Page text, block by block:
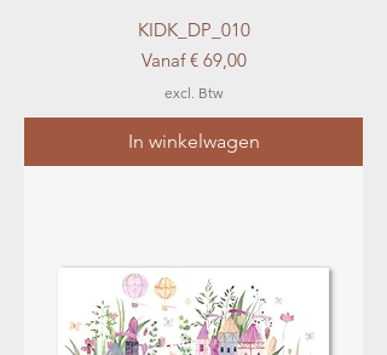
KIDK_DP_010
Vanaf€ 69,00
Verkoopprijs
excl. Btw
In winkelwagen